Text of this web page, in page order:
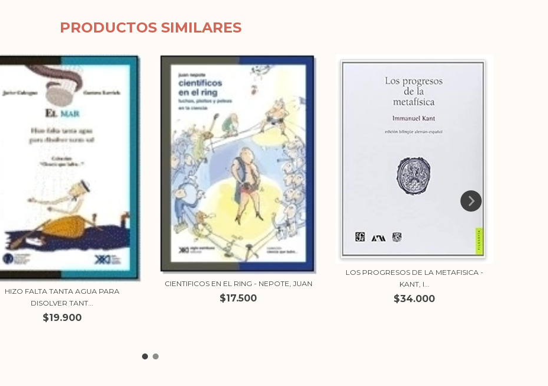
PRODUCTOS SIMILARES
HIZO FALTA TANTA AGUA PARA
DISOLVER TANT...
$19.900
CIENTIFICOS EN EL RING - NEPOTE, JUAN
$17.500
LOS PROGRESOS DE LA METAFISICA -
KANT, I...
$34.000